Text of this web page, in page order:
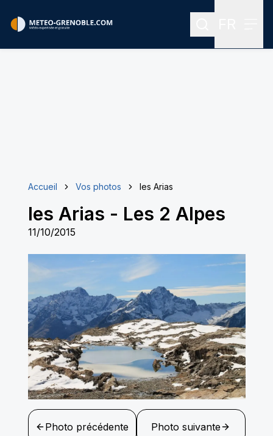
Rechercher
Accueil Vos photos les Arias
les Arias - Les 2 Alpes
11/10/2015
Photo précédente Photo suivante